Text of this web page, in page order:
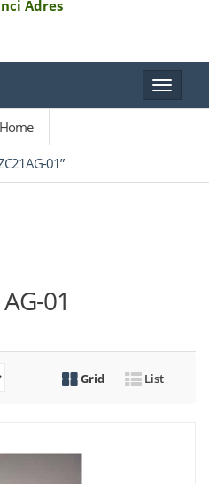
Adres
Toggle
Home
01”
01
Grid List